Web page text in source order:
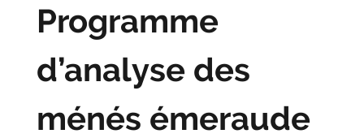
Programme
d’analyse des
ménés émeraude